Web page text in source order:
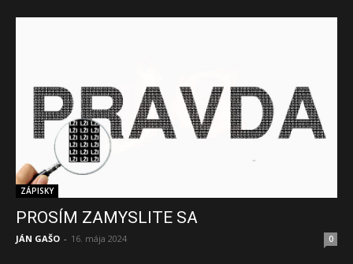
ZÁPISKY
PROSÍM ZAMYSLITE SA
JÁN GAŠO - 16. mája 2024 0